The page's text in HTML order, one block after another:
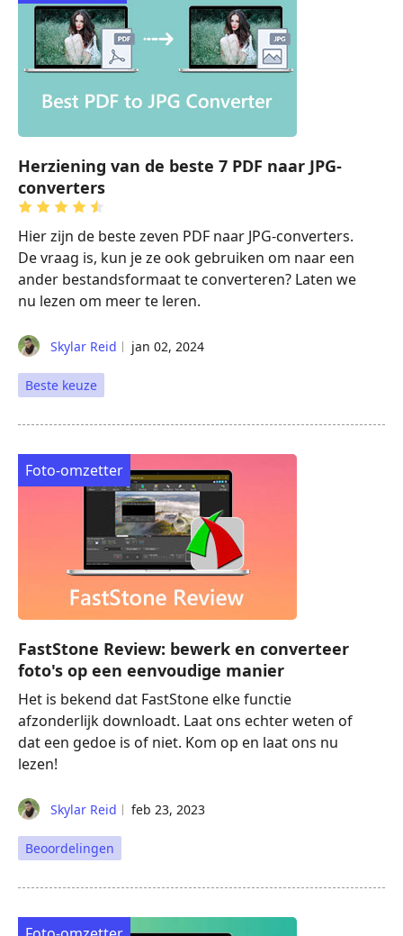
Herziening van de beste 7 PDF naar JPG-
converters
Hier zijn de beste zeven PDF naar JPG-converters.
De vraag is, kun je ze ook gebruiken om naar een
ander bestandsformaat te converteren? Laten we
nu lezen om meer te leren.
Skylar Reid jan 02, 2024
Beste keuze
Foto-omzetter
FastStone Review: bewerk en converteer
foto's op een eenvoudige manier
Het is bekend dat FastStone elke functie
afzonderlijk downloadt. Laat ons echter weten of
dat een gedoe is of niet. Kom op en laat ons nu
lezen!
Skylar Reid feb 23, 2023
Beoordelingen